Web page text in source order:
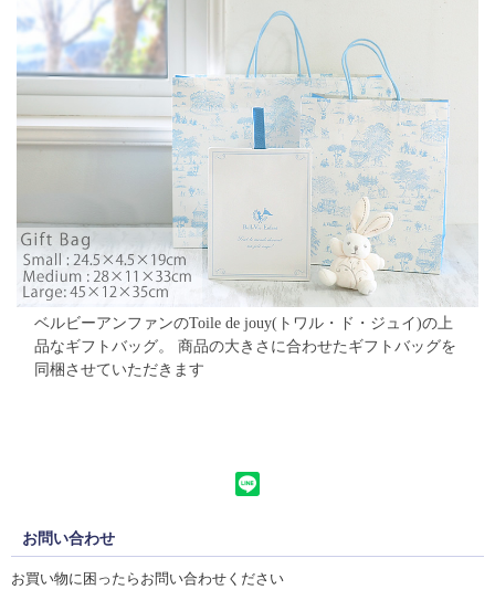
ベルビーアンファンのToile de jouy(トワル・ド・ジュイ)の上
品なギフトバッグ。
商品の大きさに合わせたギフトバッグを
同梱させていただきます
お問い合わせ
お買い物に困ったらお問い合わせください